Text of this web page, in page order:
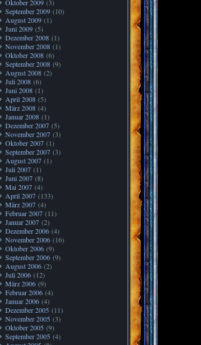
Oktober 2009 (3)
September 2009 (10)
August 2009 (1)
Juni 2009 (5)
Dezember 2008 (1)
November 2008 (1)
Oktober 2008 (6)
September 2008 (9)
August 2008 (2)
Juli 2008 (6)
Juni 2008 (1)
April 2008 (5)
März 2008 (4)
Januar 2008 (1)
Dezember 2007 (5)
November 2007 (3)
Oktober 2007 (1)
September 2007 (3)
August 2007 (1)
Juli 2007 (1)
Juni 2007 (8)
Mai 2007 (4)
April 2007 (133)
März 2007 (4)
Februar 2007 (11)
Januar 2007 (2)
Dezember 2006 (4)
November 2006 (16)
Oktober 2006 (9)
September 2006 (9)
August 2006 (2)
Juli 2006 (12)
März 2006 (9)
Februar 2006 (4)
Januar 2006 (4)
Dezember 2005 (11)
November 2005 (3)
Oktober 2005 (9)
September 2005 (4)